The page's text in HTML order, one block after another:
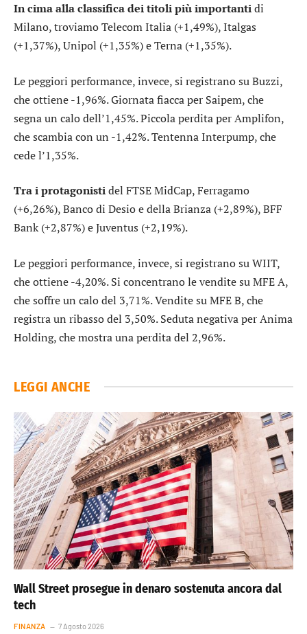
In cima alla classifica dei titoli più importantidi
Milano, troviamoTelecom Italia (+1,49%),Italgas
(+1,37%),Unipol (+1,35%) eTerna (+1,35%).
Le peggiori performance, invece, si registrano suBuzzi,
che ottiene -1,96%. Giornata fiacca per Saipem, che
segna un calo dell’1,45%. Piccola perdita perAmplifon,
che scambia con un -1,42%. TentennaInterpump, che
cede l’1,35%.
Tra i protagonistidel FTSE MidCap,Ferragamo
(+6,26%),Banco di Desio e della Brianza (+2,89%),BFF
Bank(+2,87%) eJuventus (+2,19%).
Le peggiori performance, invece, si registrano suWIIT,
che ottiene -4,20%. Si concentrano le vendite suMFE A,
che soffre un calo del 3,71%. Vendite suMFE B, che
registra un ribasso del 3,50%. Seduta negativa perAnima
Holding, che mostra una perdita del 2,96%.
LEGGI ANCHE
Wall Street prosegue in denaro sostenuta ancora dal
tech
FINANZA 7 Agosto 2026